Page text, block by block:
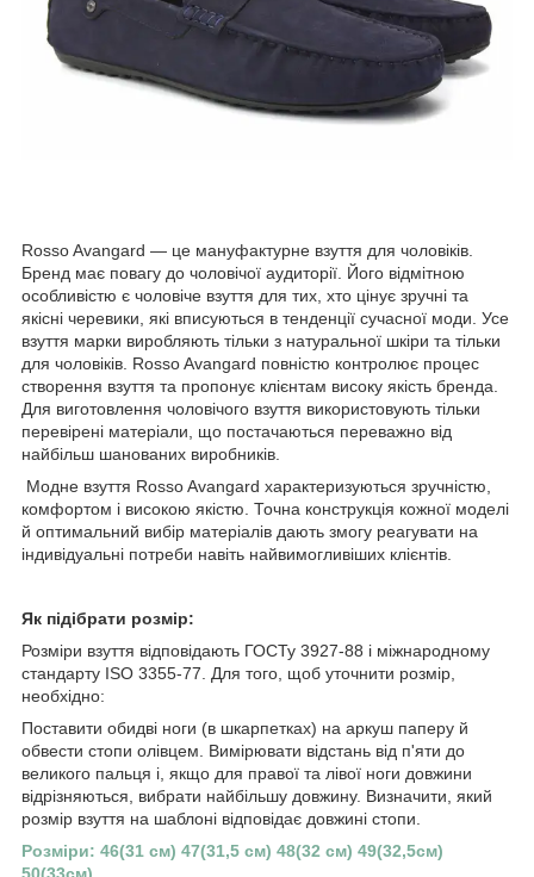
Rosso Avangard — це мануфактурне взуття для чоловіків.
Бренд має повагу до чоловічої аудиторії. Його відмітною
особливістю є чоловіче взуття для тих, хто цінує зручні та
якісні черевики, які вписуються в тенденції сучасної моди. Усе
взуття марки виробляють тільки з натуральної шкіри та тільки
для чоловіків. Rosso Avangard повністю контролює процес
створення взуття та пропонує клієнтам високу якість бренда.
Для виготовлення чоловічого взуття використовують тільки
перевірені матеріали, що постачаються переважно від
найбільш шанованих виробників.
Модне взуття Rosso Avangard характеризуються зручністю,
комфортом і високою якістю. Точна конструкція кожної моделі
й оптимальний вибір матеріалів дають змогу реагувати на
індивідуальні потреби навіть найвимогливіших клієнтів.
Як підібрати розмір:
Розміри взуття відповідають ГОСТу 3927-88 і міжнародному
стандарту ISO 3355-77. Для того, щоб уточнити розмір,
необхідно:
Поставити обидві ноги (в шкарпетках) на аркуш паперу й
обвести стопи олівцем. Вимірювати відстань від п'яти до
великого пальця і, якщо для правої та лівої ноги довжини
відрізняються, вибрати найбільшу довжину. Визначити, який
розмір взуття на шаблоні відповідає довжині стопи.
Розміри: 46(31 см) 47(31,5 см) 48(32 см) 49(32,5см)